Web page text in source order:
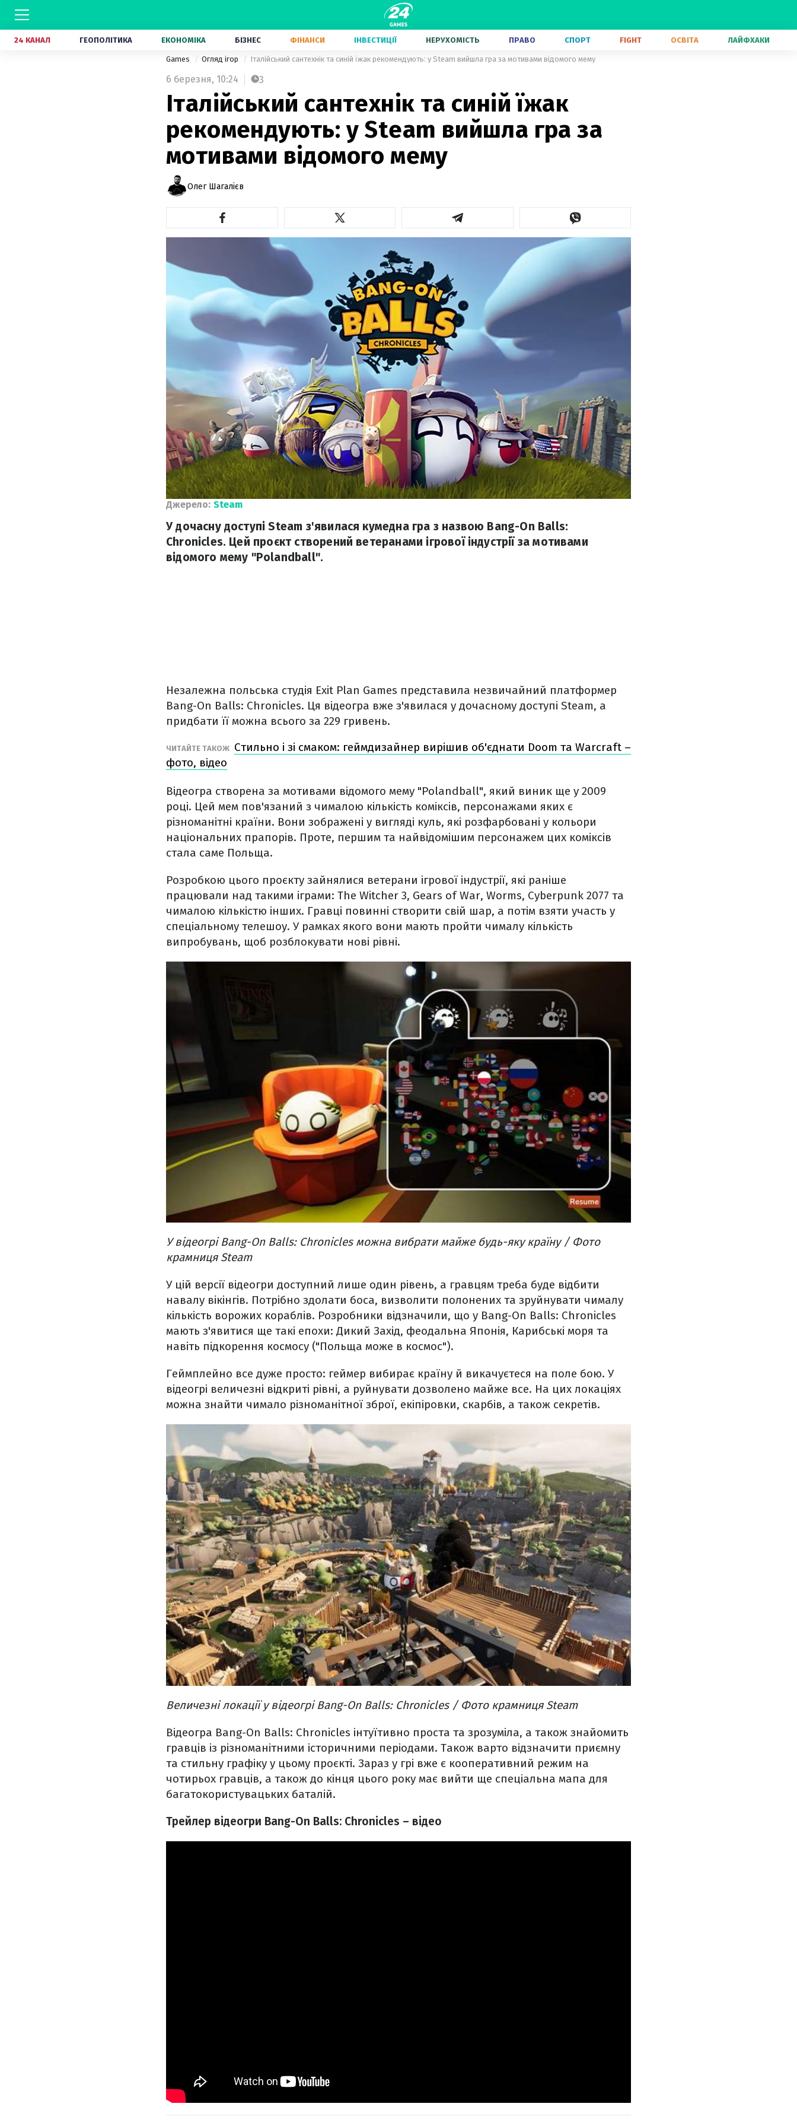
24 КАНАЛ ГЕОПОЛІТИКА ЕКОНОМІКА БІЗНЕС ФІНАНСИ ІНВЕСТИЦІЇ НЕРУХОМІСТЬ ПРАВО СПОРТ FIGHT ОСВІТА ЛАЙФХАКИ
Games Огляд ігор Італійський сантехнік та синій їжак рекомендують: у Steam вийшла гра за мотивами відомого мему
6 березня, 10:24 3
Італійський сантехнік та синій їжак
рекомендують: у Steam вийшла гра за
мотивами відомого мему
Олег Шагалієв
Джерело: Steam
У дочасну доступі Steam з'явилася кумедна гра з назвою Bang-On Balls:
Chronicles. Цей проєкт створений ветеранами ігрової індустрії за мотивами
відомого мему "Polandball".
Незалежна польська студія Exit Plan Games представила незвичайний платформер
Bang-On Balls: Chronicles. Ця відеогра вже з'явилася у дочасному доступі Steam, а
придбати її можна всього за 229 гривень.
ЧИТАЙТЕ ТАКОЖ Стильно і зі смаком: геймдизайнер вирішив об'єднати Doom та Warcraft –
фото, відео
Відеогра створена за мотивами відомого мему "Polandball", який виник ще у 2009
році. Цей мем пов'язаний з чималою кількість коміксів, персонажами яких є
різноманітні країни. Вони зображені у вигляді куль, які розфарбовані у кольори
національних прапорів. Проте, першим та найвідомішим персонажем цих коміксів
стала саме Польща.
Розробкою цього проєкту зайнялися ветерани ігрової індустрії, які раніше
працювали над такими іграми: The Witcher 3, Gears of War, Worms, Cyberpunk 2077 та
чималою кількістю інших. Гравці повинні створити свій шар, а потім взяти участь у
спеціальному телешоу. У рамках якого вони мають пройти чималу кількість
випробувань, щоб розблокувати нові рівні.
У відеогрі Bang-On Balls: Chronicles можна вибрати майже будь-яку країну / Фото
крамниця Steam
У цій версії відеогри доступний лише один рівень, а гравцям треба буде відбити
навалу вікінгів. Потрібно здолати боса, визволити полонених та зруйнувати чималу
кількість ворожих кораблів. Розробники відзначили, що у Bang-On Balls: Chronicles
мають з'явитися ще такі епохи: Дикий Захід, феодальна Японія, Карибські моря та
навіть підкорення космосу ("Польща може в космос").
Геймплейно все дуже просто: геймер вибирає країну й викачуєтеся на поле бою. У
відеогрі величезні відкриті рівні, а руйнувати дозволено майже все. На цих локаціях
можна знайти чимало різноманітної зброї, екіпіровки, скарбів, а також секретів.
Величезні локації у відеогрі Bang-On Balls: Chronicles / Фото крамниця Steam
Відеогра Bang-On Balls: Chronicles інтуїтивно проста та зрозуміла, а також знайомить
гравців із різноманітними історичними періодами. Також варто відзначити приємну
та стильну графіку у цьому проєкті. Зараз у грі вже є кооперативний режим на
чотирьох гравців, а також до кінця цього року має вийти ще спеціальна мапа для
багатокористувацьких баталій.
Трейлер відеогри Bang-On Balls: Chronicles – відео